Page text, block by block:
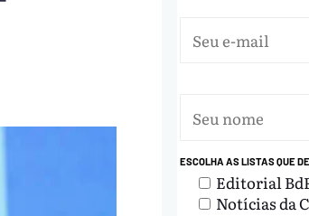
ESCOLHA AS LISTAS QUE
Editorial
Notícias da